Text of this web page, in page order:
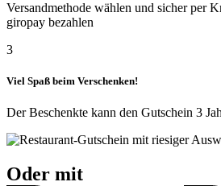
Versandmethode wählen und sicher per
giropay bezahlen
3
Viel Spaß beim Verschenken!
Der Beschenkte kann den Gutschein 3
Oder mit